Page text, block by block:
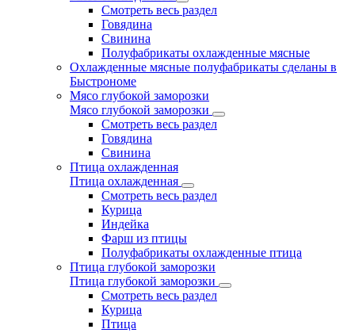
Смотреть весь раздел
Говядина
Свинина
Полуфабрикаты охлажденные мясные
Охлажденные мясные полуфабрикаты сделаны в
Быстрономе
Мясо глубокой заморозки
Мясо глубокой заморозки
Смотреть весь раздел
Говядина
Свинина
Птица охлажденная
Птица охлажденная
Смотреть весь раздел
Курица
Индейка
Фарш из птицы
Полуфабрикаты охлажденные птица
Птица глубокой заморозки
Птица глубокой заморозки
Смотреть весь раздел
Курица
Птица